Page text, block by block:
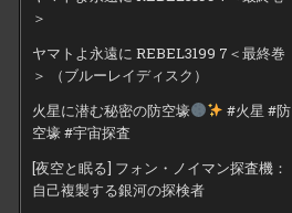
＞
ヤマトよ永遠に REBEL3199 7＜最終巻
＞ （ブルーレイディスク）
火星に潜む秘密の防空壕
#火星 #防
空壕 #宇宙探査
[夜空と眠る] フォン・ノイマン探査機：
自己複製する銀河の探検者